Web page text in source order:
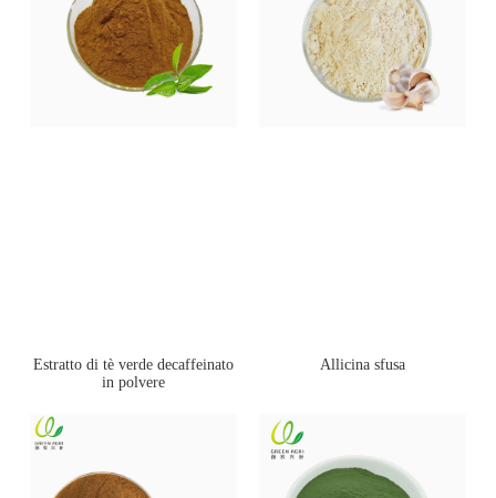
Estratto di tè verde decaffeinato
in polvere
Allicina sfusa